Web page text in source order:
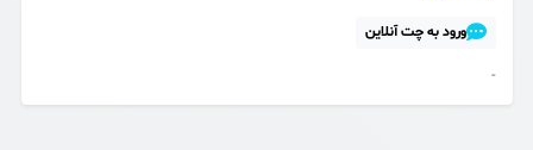
ورود به چت آنلاین
-